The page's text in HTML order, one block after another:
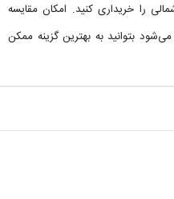
را خریداری کنید. امکان مقایسه
بتوانید به بهترین گزینه ممکن